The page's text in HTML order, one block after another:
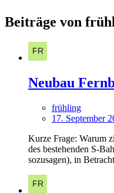
Beiträge von
Neubau
frühling
17. September
Kurze Frage: Warum
des bestehenden S-
sozusagen), in